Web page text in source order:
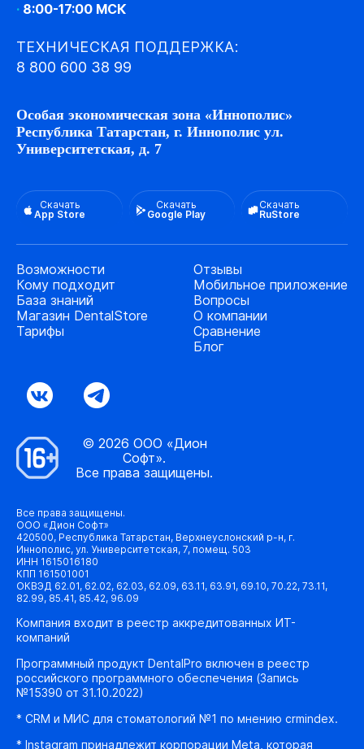
· 8:00-17:00 МСК
ТЕХНИЧЕСКАЯ ПОДДЕРЖКА:
8 800 600 38 99
Особая экономическая зона «Иннополис»
Республика Татарстан, г. Иннополис ул.
Университетская, д. 7
Скачать
App Store
Скачать
Google Play
Скачать
RuStore
Возможности
Кому подходит
База знаний
Магазин DentalStore
Тарифы
Отзывы
Мобильное приложение
Вопросы
О компании
Сравнение
Блог
© 2026 ООО «Дион
Софт».
Все права защищены.
Все права защищены.
ООО «Дион Софт»
420500, Республика Татарстан, Верхнеуслонский р-н, г.
Иннополис, ул. Университетская, 7, помещ. 503
ИНН 1615016180
КПП 161501001
ОКВЭД 62.01, 62.02, 62.03, 62.09, 63.11, 63.91, 69.10, 70.22, 73.11,
82.99, 85.41, 85.42, 96.09
Компания входит в реестр аккредитованных ИТ-
компаний
Программный продукт DentalPro включен в реестр
российского программного обеспечения (Запись
№15390 от 31.10.2022)
* CRM и МИС для стоматологий №1 по мнению crmindex.
* Instagram принадлежит корпорации Meta, которая